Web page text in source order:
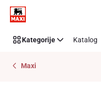
Preskoči link
Kategorije Katalog
Maxi